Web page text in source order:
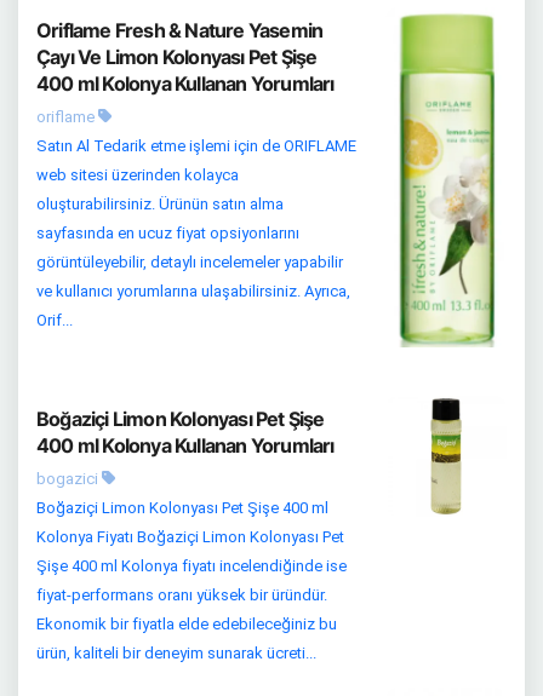
Oriflame Fresh & Nature Yasemin
Çayı Ve Limon Kolonyası Pet Şişe
400 ml Kolonya Kullanan Yorumları
oriflame
Satın Al Tedarik etme işlemi için de ORIFLAME
web sitesi üzerinden kolayca
oluşturabilirsiniz. Ürünün satın alma
sayfasında en ucuz fiyat opsiyonlarını
görüntüleyebilir, detaylı incelemeler yapabilir
ve kullanıcı yorumlarına ulaşabilirsiniz. Ayrıca,
Orif...
Boğaziçi Limon Kolonyası Pet Şişe
400 ml Kolonya Kullanan Yorumları
bogazici
Boğaziçi Limon Kolonyası Pet Şişe 400 ml
Kolonya Fiyatı Boğaziçi Limon Kolonyası Pet
Şişe 400 ml Kolonya fiyatı incelendiğinde ise
fiyat-performans oranı yüksek bir üründür.
Ekonomik bir fiyatla elde edebileceğiniz bu
ürün, kaliteli bir deneyim sunarak ücreti...